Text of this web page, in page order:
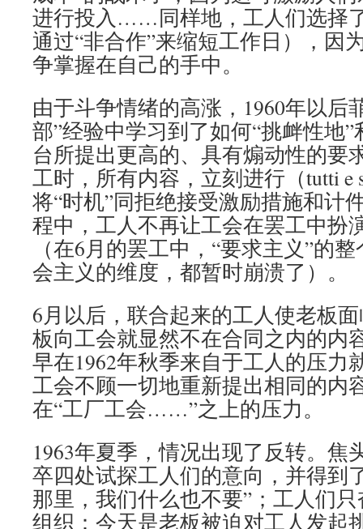
进行投入……同样地，工人们选择
通过“非合作”来缩短工作日），因
争掌握在自己的手中。
由于斗争情绪的高涨，1960年以后
部”经验中学习到了如何“挑衅性地
台所提出更高的、具有煽动性的要
工时，所有内容，立刻进行（tutti e
将“时机”同拒绝接受激励措施和计
程中，工人不再让工会在罢工中
（在6月的罢工中，“要求主义”的
会主义的维度，都暂时崩溃了）。
6月以后，联合起来的工人使老板
板向工会就显然不在合同之内的内
早在1962年秋季来自于工人的压力
工会不顾一切地重新提出相同的内
在“工厂工会……”之上的压力。
1963年夏季，情况出现了反转。焦
卒四处试探工人们的意向，并得到
那里，我们什么也不要”；工人们
组织：今天是老板被迫对工人发起